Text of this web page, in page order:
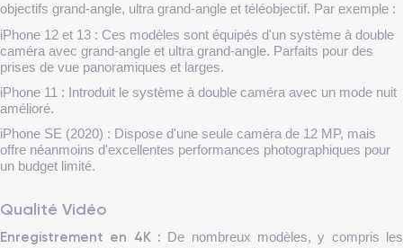
objectifs grand-angle, ultra grand-angle et téléobjectif. Par exemple :
iPhone 12 et 13 : Ces modèles sont équipés d'un système à double
caméra avec grand-angle et ultra grand-angle. Parfaits pour des
prises de vue panoramiques et larges.
iPhone 11 : Introduit le système à double caméra avec un mode nuit
amélioré.
iPhone SE (2020) : Dispose d'une seule caméra de 12 MP, mais
offre néanmoins d'excellentes performances photographiques pour
un budget limité.
Qualité Vidéo
Enregistrement en 4K : De nombreux modèles, y compris les